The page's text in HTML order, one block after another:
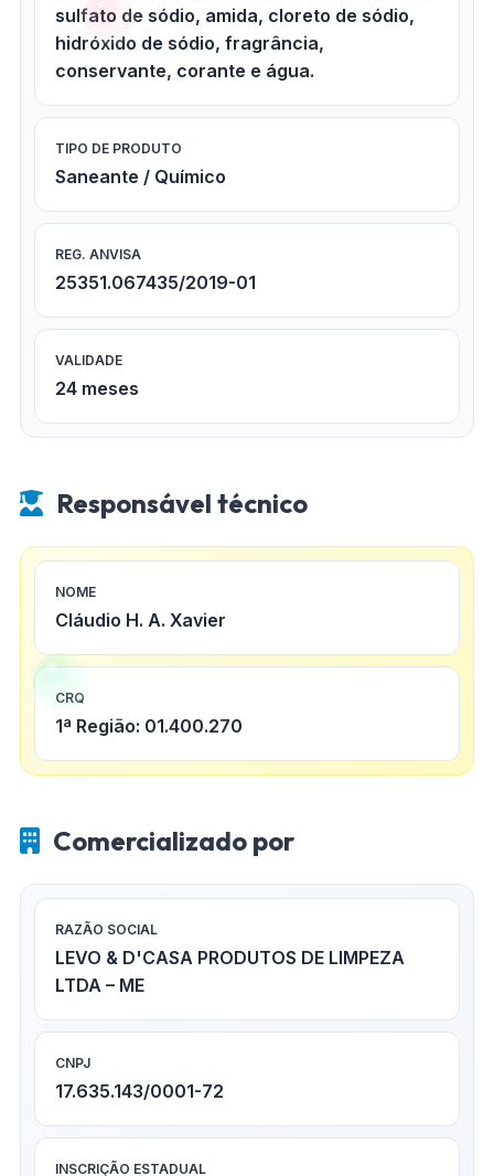
sulfato de sódio, amida, cloreto de sódio,
hidróxido de sódio, fragrância,
conservante, corante e água.
TIPO DE PRODUTO
Saneante / Químico
REG. ANVISA
25351.067435/2019-01
VALIDADE
24 meses
Responsável técnico
NOME
Cláudio H. A. Xavier
CRQ
1ª Região: 01.400.270
Comercializado por
RAZÃO SOCIAL
LEVO & D'CASA PRODUTOS DE LIMPEZA
LTDA – ME
CNPJ
17.635.143/0001-72
INSCRIÇÃO ESTADUAL